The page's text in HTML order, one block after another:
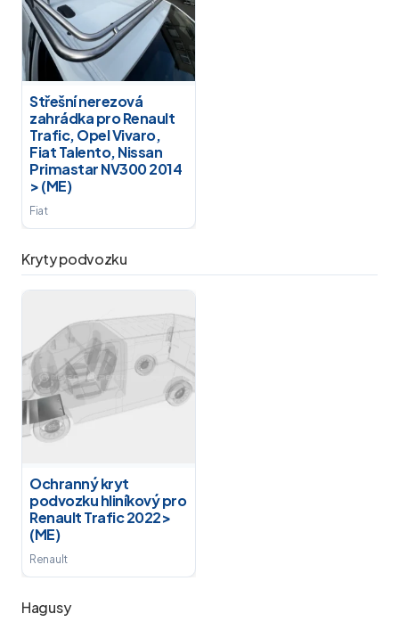
Střešní nerezová
zahrádka pro Renault
Trafic, Opel Vivaro,
Fiat Talento, Nissan
Primastar NV300 2014
> (ME)
Fiat
Kryty podvozku
Ochranný kryt
podvozku hliníkový pro
Renault Trafic 2022>
(ME)
Renault
Hagusy